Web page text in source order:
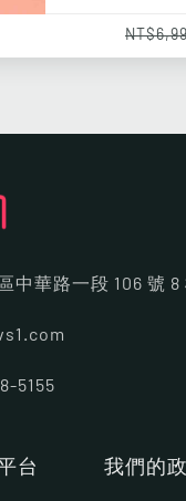
中華路一段 106 號 8
5155
台 我們的